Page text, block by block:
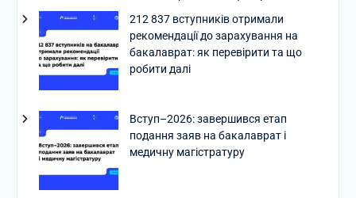
212 837 вступників отримали
рекомендації до зарахування на
бакалаврат: як перевірити та що
робити далі
Вступ–2026: завершився етап
подання заяв на бакалаврат і
медичну магістратуру